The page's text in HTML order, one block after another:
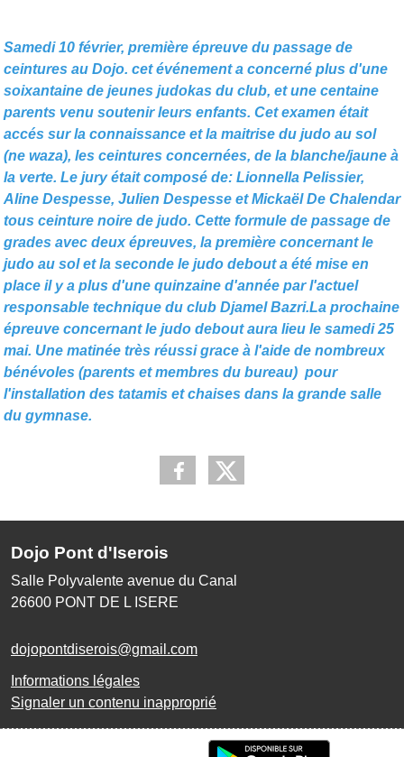
Samedi 10 février, première épreuve du passage de
ceintures au Dojo. cet événement a concerné plus d'une
soixantaine de jeunes judokas du club, et une centaine
parents venu soutenir leurs enfants. Cet examen était
accés sur la connaissance et la maitrise du judo au sol
(ne waza), les ceintures concernées, de la blanche/jaune à
la verte. Le jury était composé de: Lionnella Pelissier,
Aline Despesse, Julien Despesse et Mickaël De Chalendar
tous ceinture noire de judo. Cette formule de passage de
grades avec deux épreuves, la première concernant le
judo au sol et la seconde le judo debout a été mise en
place il y a plus d'une quinzaine d'année par l'actuel
responsable technique du club Djamel Bazri.La prochaine
épreuve concernant le judo debout aura lieu le samedi 25
mai. Une matinée très réussi grace à l'aide de nombreux
bénévoles (parents et membres du bureau) pour
l'installation des tatamis et chaises dans la grande salle
du gymnase.
Dojo Pont d'Iserois
Salle Polyvalente avenue du Canal
26600 PONT DE L ISERE
dojopontdiserois@gmail.com
Informations légales
Signaler un contenu inapproprié